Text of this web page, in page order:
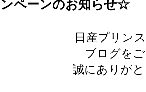
ペーンのお知らせ☆
日産プリン
ブログを
誠にありが